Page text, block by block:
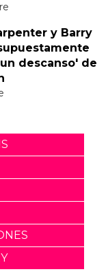
y Barry
descanso' de